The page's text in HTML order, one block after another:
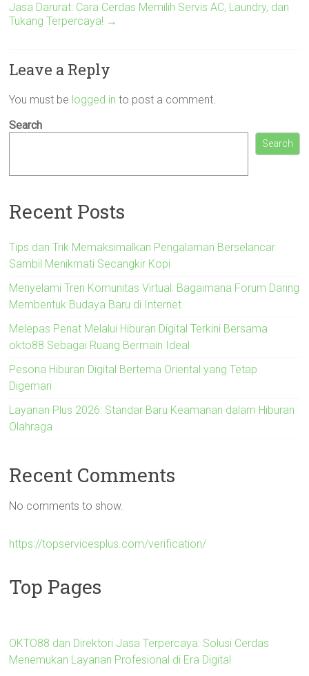
Jasa Darurat: Cara Cerdas Memilih Servis AC, Laundry, dan
Tukang Terpercaya! →
Leave a Reply
You must be logged in to post a comment.
Search
Search
Recent Posts
Tips dan Trik Memaksimalkan Pengalaman Berselancar
Sambil Menikmati Secangkir Kopi
Menyelami Tren Komunitas Virtual: Bagaimana Forum Daring
Membentuk Budaya Baru di Internet
Melepas Penat Melalui Hiburan Digital Terkini Bersama
okto88 Sebagai Ruang Bermain Ideal
Pesona Hiburan Digital Bertema Oriental yang Tetap
Digemari
Layanan Plus 2026: Standar Baru Keamanan dalam Hiburan
Olahraga
Recent Comments
No comments to show.
https://topservicesplus.com/verification/
Top Pages
OKTO88 dan Direktori Jasa Terpercaya: Solusi Cerdas
Menemukan Layanan Profesional di Era Digital